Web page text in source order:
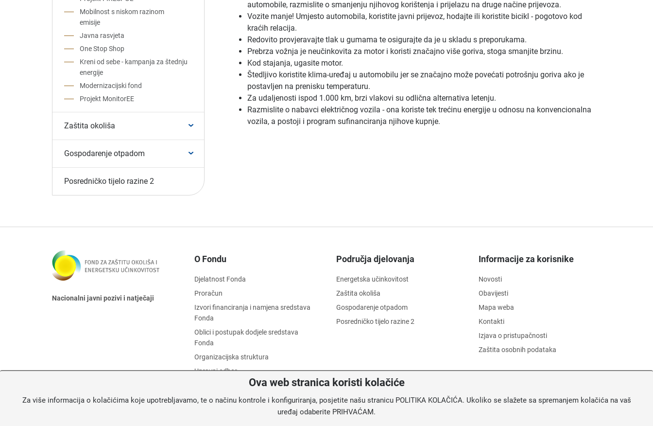
Mobilnost s niskom razinom
emisije
Javna rasvjeta
One Stop Shop
Kreni od sebe - kampanja za štednju
energije
Modernizacijski fond
Projekt MonitorEE
Zaštita okoliša
Gospodarenje otpadom
Posredničko tijelo razine 2
automobile, razmislite o smanjenju njihovog korištenja i prijelazu na druge načine prijevoza.
Vozite manje! Umjesto automobila, koristite javni prijevoz, hodajte ili koristite bicikl - pogotovo kod
kraćih relacija.
Redovito provjeravajte tlak u gumama te osigurajte da je u skladu s preporukama.
Prebrza vožnja je neučinkovita za motor i koristi značajno više goriva, stoga smanjite brzinu.
Kod stajanja, ugasite motor.
Štedljivo koristite klima-uređaj u automobilu jer se značajno može povećati potrošnju goriva ako je
postavljen na prenisku temperaturu.
Za udaljenosti ispod 1.000 km, brzi vlakovi su odlična alternativa letenju.
Razmislite o nabavci električnog vozila - ona koriste tek trećinu energije u odnosu na konvencionalna
vozila, a postoji i program sufinanciranja njihove kupnje.
Nacionalni javni pozivi i natječaji
O Fondu
Djelatnost Fonda
Proračun
Izvori financiranja i namjena sredstava
Fonda
Oblici i postupak dodjele sredstava
Fonda
Organizacijska struktura
Upravni odbor
Zaštita dostojanstva radnika
Objava informacija o trošenju sredstava
Područja djelovanja
Energetska učinkovitost
Zaštita okoliša
Gospodarenje otpadom
Posredničko tijelo razine 2
Informacije za korisnike
Novosti
Obavijesti
Mapa weba
Kontakti
Izjava o pristupačnosti
Zaštita osobnih podataka
Ova web stranica koristi kolačiće
Za više informacija o kolačićima koje upotrebljavamo, te o načinu kontrole i konfiguriranja, posjetite našu stranicu POLITIKA KOLAČIĆA. Ukoliko se slažete sa spremanjem kolačića na vaš
uređaj odaberite PRIHVAĆAM.